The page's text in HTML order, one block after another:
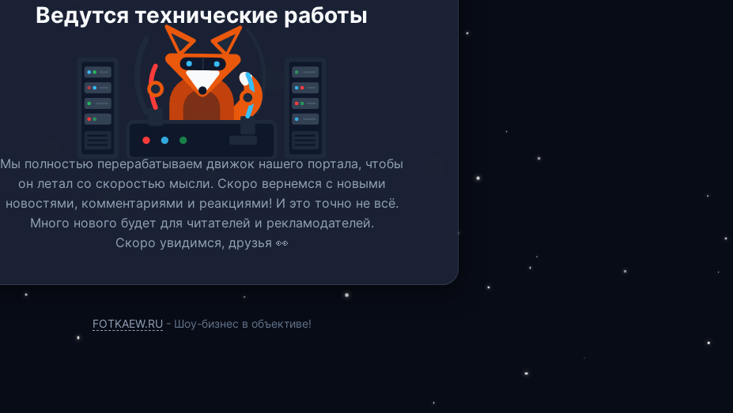
Ведутся технические работы
Мы полностью перерабатываем движок нашего портала, чтобы
он летал со скоростью мысли. Скоро вернемся c новыми
новостями, комментариями и реакциями! И это точно не всё.
Много нового будет для читателей и рекламодателей.
Скоро увидимся, друзья 👀
FOTKAEW.RU - Шоу-бизнес в объективе!